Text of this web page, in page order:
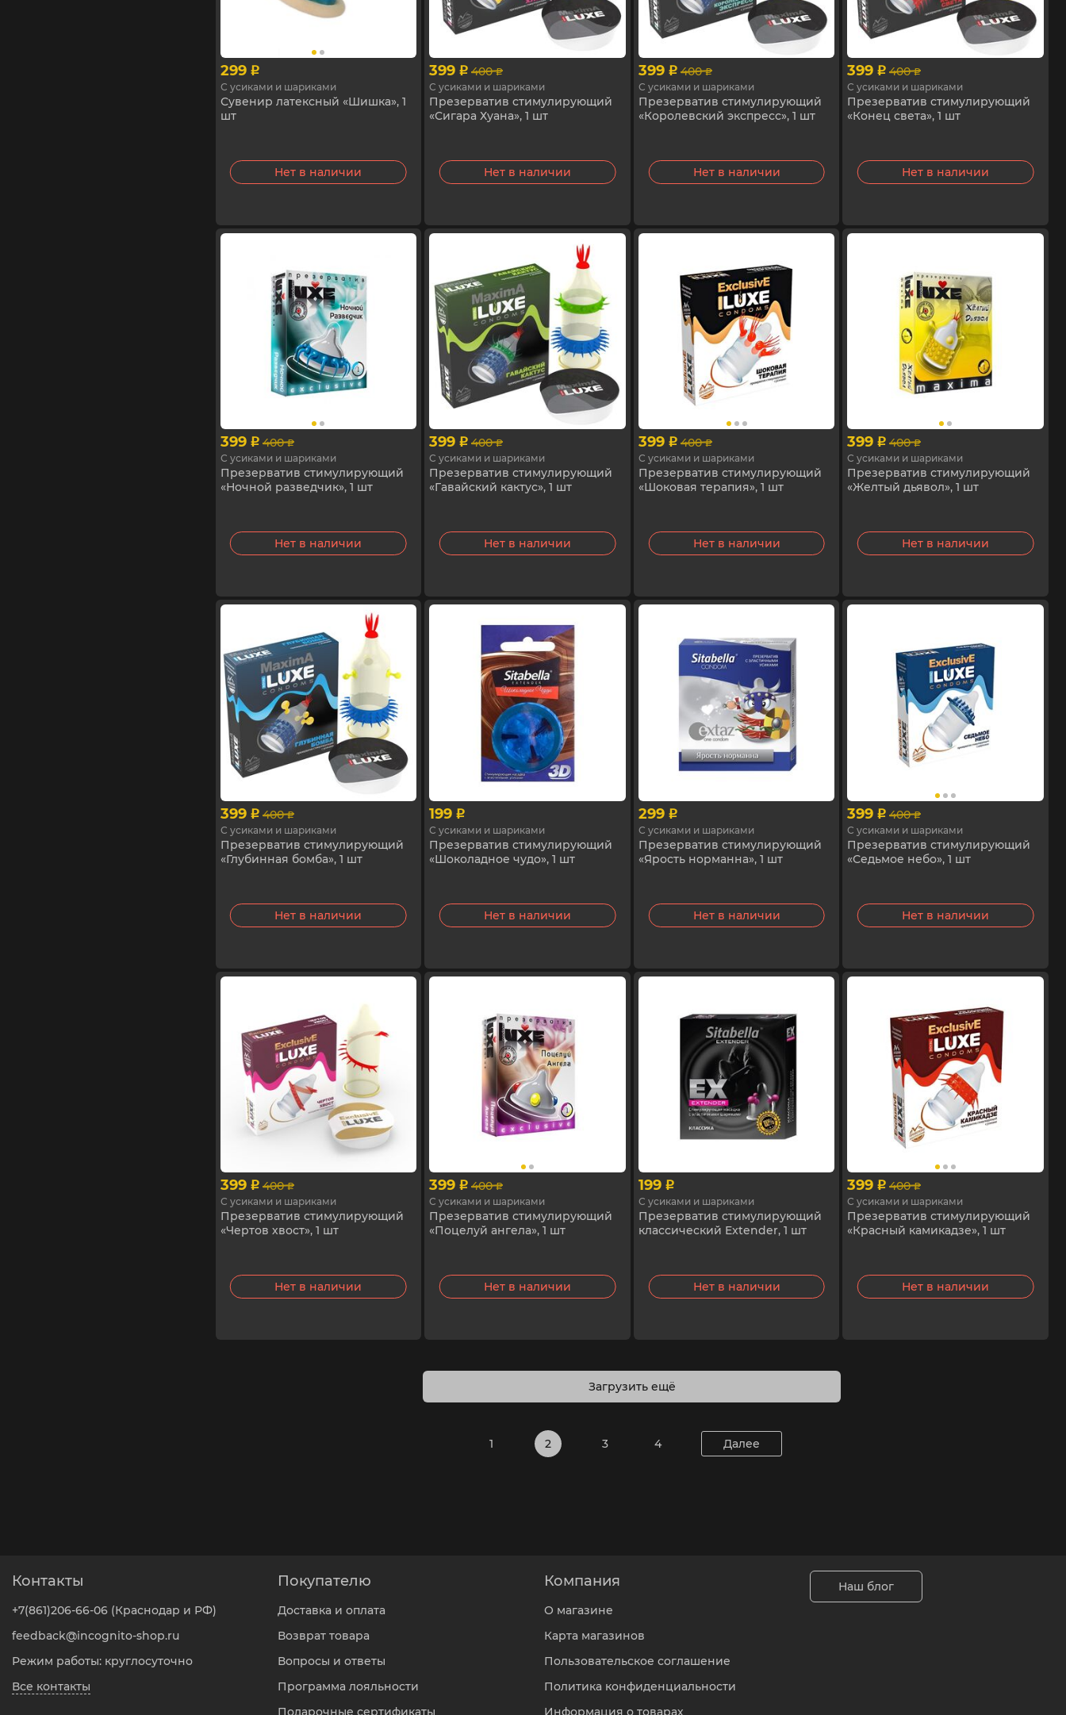
299 p
С усиками и шариками
Сувенир латексный «Шишка», 1
шт
Нет в наличии
399 p 400 p
С усиками и шариками
Презерватив стимулирующий
«Сигара Хуана», 1 шт
Нет в наличии
399 p 400 p
С усиками и шариками
Презерватив стимулирующий
«Королевский экспресс», 1 шт
Нет в наличии
399 p 400 p
С усиками и шариками
Презерватив стимулирующий
«Конец света», 1 шт
Нет в наличии
399 p 400 p
С усиками и шариками
Презерватив стимулирующий
«Ночной разведчик», 1 шт
Нет в наличии
399 p 400 p
С усиками и шариками
Презерватив стимулирующий
«Гавайский кактус», 1 шт
Нет в наличии
399 p 400 p
С усиками и шариками
Презерватив стимулирующий
«Шоковая терапия», 1 шт
Нет в наличии
399 p 400 p
С усиками и шариками
Презерватив стимулирующий
«Желтый дьявол», 1 шт
Нет в наличии
399 p 400 p
С усиками и шариками
Презерватив стимулирующий
«Глубинная бомба», 1 шт
Нет в наличии
199 p
С усиками и шариками
Презерватив стимулирующий
«Шоколадное чудо», 1 шт
Нет в наличии
299 p
С усиками и шариками
Презерватив стимулирующий
«Ярость норманна», 1 шт
Нет в наличии
399 p 400 p
С усиками и шариками
Презерватив стимулирующий
«Седьмое небо», 1 шт
Нет в наличии
399 p 400 p
С усиками и шариками
Презерватив стимулирующий
«Чертов хвост», 1 шт
Нет в наличии
399 p 400 p
С усиками и шариками
Презерватив стимулирующий
«Поцелуй ангела», 1 шт
Нет в наличии
199 p
С усиками и шариками
Презерватив стимулирующий
классический Extender, 1 шт
Нет в наличии
399 p 400 p
С усиками и шариками
Презерватив стимулирующий
«Красный камикадзе», 1 шт
Нет в наличии
Загрузить ещё
1 2 3 4 Далее
Контакты
+7(861)206-66-06 (Краснодар и РФ)
feedback@incognito-shop.ru
Режим работы: круглосуточно
Все контакты
Покупателю
Доставка и оплата
Возврат товара
Вопросы и ответы
Программа лояльности
Подарочные сертификаты
Компания
О магазине
Карта магазинов
Пользовательское соглашение
Политика конфиденциальности
Информация о товарах
Наш блог